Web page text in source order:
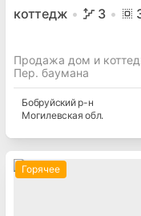
коттедж 3
Продажа дом и
Пер. баумана
Бобруйскийр-н
Могилевская обл.
Горячее